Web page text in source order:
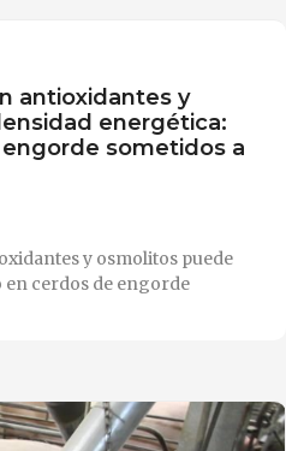
antioxidantes y
energética:
sometidos a
y osmolitos puede
en cerdos de engorde